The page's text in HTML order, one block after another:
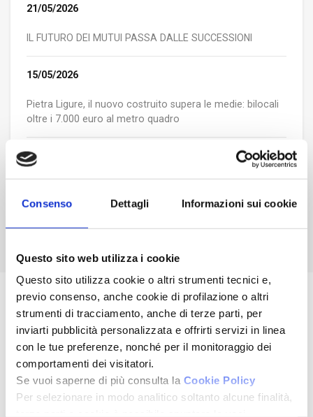
Consenso Dettagli Informazioni sui cookie
Questo sito web utilizza i cookie
Questo sito utilizza cookie o altri strumenti tecnici e,
previo consenso, anche cookie di profilazione o altri
strumenti di tracciamento, anche di terze parti, per
inviarti pubblicità personalizzata e offrirti servizi in linea
con le tue preferenze, nonché per il monitoraggio dei
comportamenti dei visitatori.
Se vuoi saperne di più consulta la Cookie Policy
Per selezionare in modo analitico soltanto alcune finalità,
21/05/2026
IL FUTURO DEI MUTUI PASSA DALLE SUCCESSIONI
15/05/2026
Pietra Ligure, il nuovo costruito supera le medie: bilocali
oltre i 7.000 euro al metro quadro
29/04/2026
Qualità